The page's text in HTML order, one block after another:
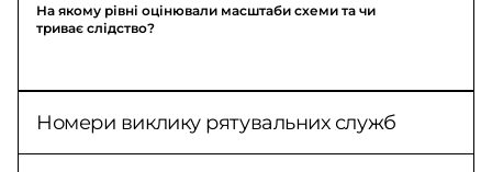
На якому рівні оцінювали масштаби схеми та чи
триває слідство?
Номери виклику рятувальних служб